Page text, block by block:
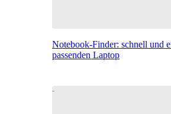
Notebook-Finder: schnell und
passenden Laptop